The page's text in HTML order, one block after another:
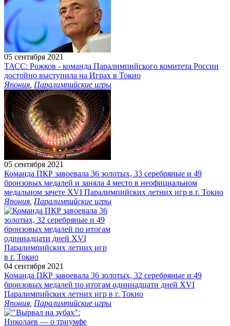
05 сентября 2021
ТАСС: Рожков - команда Паралимпийского комитета России
достойно выступила на Играх в Токио
Япония Паралимпийские игры
05 сентября 2021
Команда ПКР завоевала 36 золотых, 33 серебряные и 49
бронзовых медалей и заняла 4 место в неофициальном
медальном зачете XVI Паралимпийских летних игр в г. Токио
Япония Паралимпийские игры
04 сентября 2021
Команда ПКР завоевала 36 золотых, 32 серебряные и 49
бронзовых медалей по итогам одиннадцати дней XVI
Паралимпийских летних игр в г. Токио
Япония Паралимпийские игры